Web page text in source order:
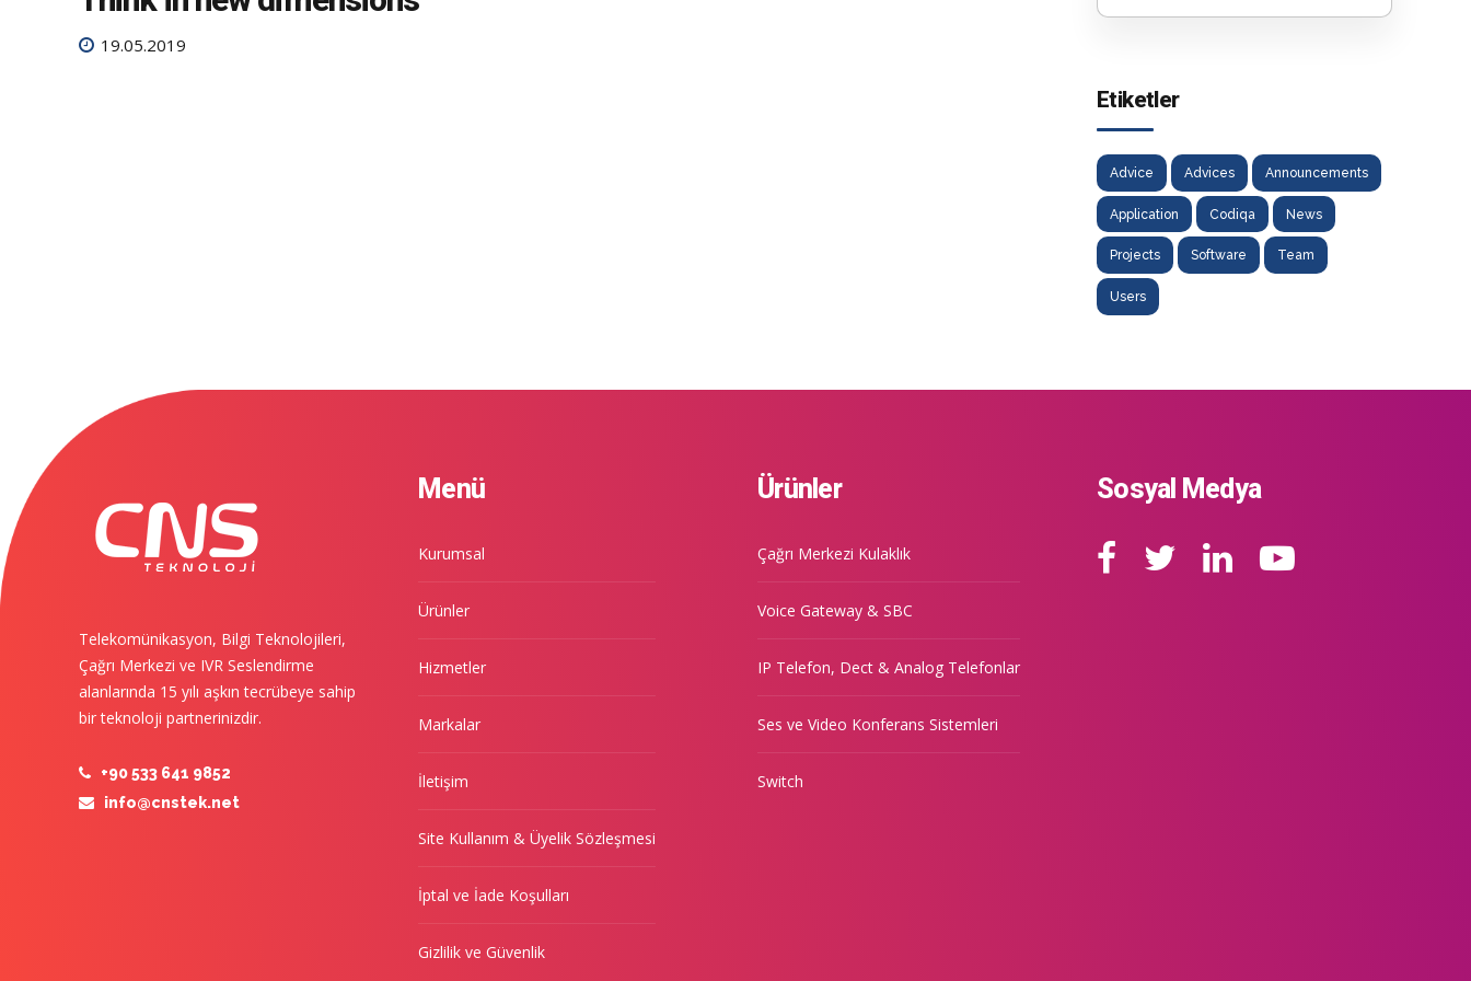
19.05.2019
Etiketler
Advice Advices Announcements
Application Codiqa News
Projects Software Team
Users
Telekomünikasyon, Bilgi Teknolojileri,
Çağrı Merkezi ve IVR Seslendirme
alanlarında 15 yılı aşkın tecrübeye sahip
bir teknoloji partnerinizdir.
+90 533 641 9852
info@cnstek.net
Menü
Kurumsal
Ürünler
Hizmetler
Markalar
İletişim
Site Kullanım & Üyelik Sözleşmesi
İptal ve İade Koşulları
Gizlilik ve Güvenlik
Ürünler
Çağrı Merkezi Kulaklık
Voice Gateway & SBC
IP Telefon, Dect & Analog Telefonlar
Ses ve Video Konferans Sistemleri
Switch
Sosyal Medya